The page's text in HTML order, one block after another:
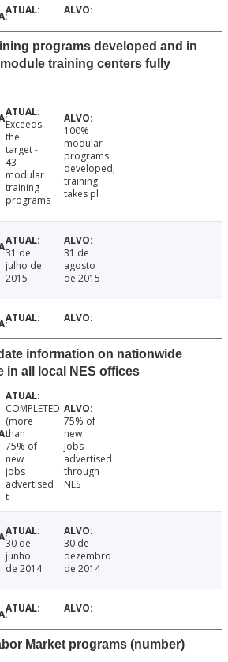
programs developed and in
training centers fully
Exceeds
the
target -
43
modular
training
programs
100%
modular
programs
developed;
training
takes pl
31 de
julho de
2015
31 de
agosto
de 2015
information on nationwide
in all local NES offices
COMPLETED
(more
than
75% of
new
jobs
advertised
t
75% of
new
jobs
advertised
through
NES
30 de
junho
de 2014
30 de
dezembro
de 2014
Market programs (number)